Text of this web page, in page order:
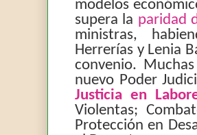
modelos
supera la paridad
ministras,
Herrerías y Lenia
convenio.
nuevo Poder
Justicia en
Violentas;
Protección en